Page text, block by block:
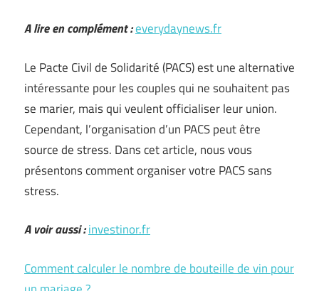
A lire en complément :everydaynews.fr
Le Pacte Civil de Solidarité (PACS) est une alternative
intéressante pour les couples qui ne souhaitent pas
se marier, mais qui veulent officialiser leur union.
Cependant, l’organisation d’un PACS peut être
source de stress. Dans cet article, nous vous
présentons comment organiser votre PACS sans
stress.
A voir aussi :investinor.fr
Comment calculer le nombre de bouteille de vin pour